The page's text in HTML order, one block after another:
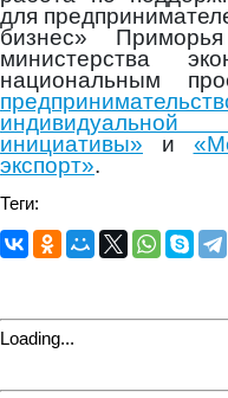
для
бизнес»
министерства
национальным
инициативы» и
экспорт».
Теги:
Loading...